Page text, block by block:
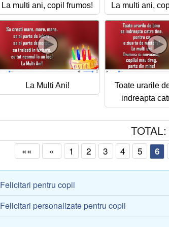
La multi ani, copil frumos! La multi ani,
La Multi Ani!
Toate urarile
indreapta
«« « 1 2 3 4 5 6
Felicitari pentru copii
Felicitari personalizate pentru copii